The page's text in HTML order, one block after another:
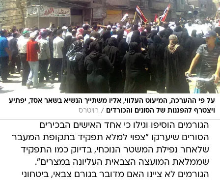
על פי ההערכה, המיעוט העלווי, אליו משתייך הנשיא בשאר אסד, יפתיע
ויצטרף להפגנות של הסונים והכורדים
/ רויטרס
הגורמים הוסיפו וגילו כי אחד האישים הבכירים
הסורים שיערקו "צפוי למלא תפקיד בתקופת המעבר
שלאחר נפילת המשטר הנוכחי, בדיוק כמו התפקיד
שממלאת המועצה הצבאית העליונה במצרים".
הגורמים לא ציינו האם מדובר בגורם צבאי, ביטחוני